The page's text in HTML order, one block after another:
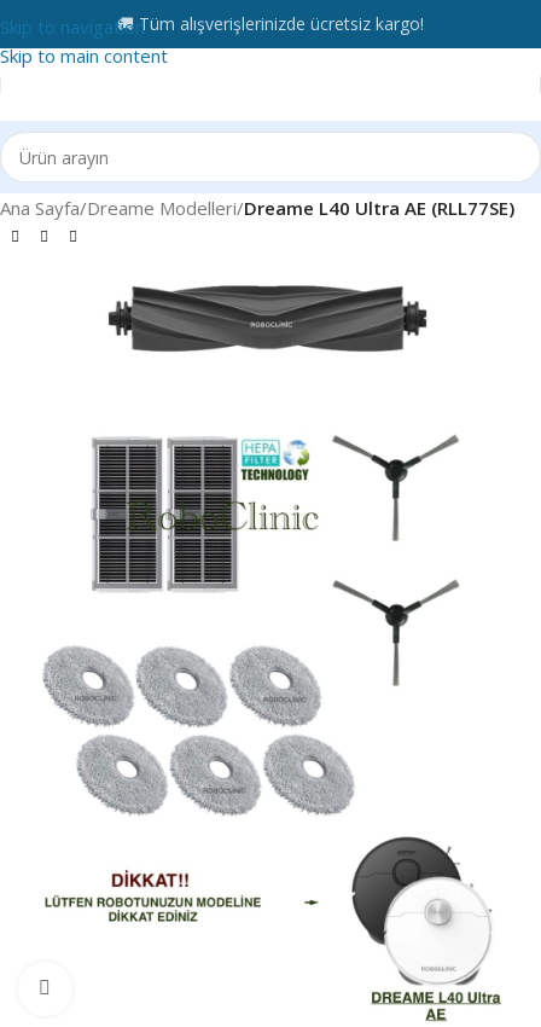
Skip to navigation
Skip to main content
🚚 Tüm alışverişlerinizde ücretsiz kargo!
Ana Sayfa Dreame Modelleri Dreame L40 Ultra AE (RLL77SE)